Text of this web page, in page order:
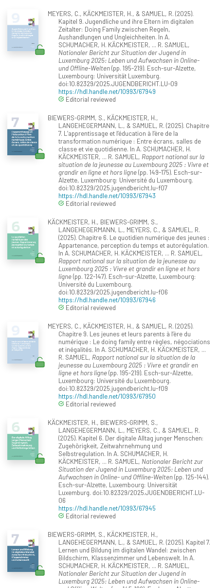
MEYERS, C., KÄCKMEISTER, H., & SAMUEL, R. (2025).
Kapitel 9. Jugendliche und ihre Eltern im digitalen
Zeitalter: Doing Family zwischen Regeln,
Aushandlungen und Ungleichheiten. In A.
SCHUMACHER, H. KÄCKMEISTER, ... R. SAMUEL,
Nationaler Bericht zur Situation der Jugend in
Luxemburg 2025: Leben und Aufwachsen in Online-
und Offline-Welten(pp. 195-219). Esch-sur-Alzette,
Luxembourg: Universität Luxemburg.
doi:10.82329/2025.JUGENDBERICHT.LU-09
https://hdl.handle.net/10993/67949
Editorial reviewed
BIEWERS-GRIMM, S., KÄCKMEISTER, H.,
LANGEHEGERMANN, L., & SAMUEL, R. (2025). Chapitre
7. L’apprentissage et l’éducation à l’ère de la
transformation numérique : Entre écrans, salles de
classe et vie quotidienne. In A. SCHUMACHER, H.
KÄCKMEISTER, ... R. SAMUEL, Rapport national sur la
situation de la jeunesse au Luxembourg 2025 : Vivre et
grandir en ligne et hors ligne(pp. 149-175). Esch-sur-
Alzette, Luxembourg: Université du Luxembourg.
doi:10.82329/2025.jugendbericht.lu-f07
https://hdl.handle.net/10993/67943
Editorial reviewed
KÄCKMEISTER, H., BIEWERS-GRIMM, S.,
LANGEHEGERMANN, L., MEYERS, C., & SAMUEL, R.
(2025). Chapitre 6. Le quotidien numérique des jeunes :
Appartenance, perception du temps et autorégulation.
In A. SCHUMACHER, H. KÄCKMEISTER, ... R. SAMUEL,
Rapport national sur la situation de la jeunesse au
Luxembourg 2025 : Vivre et grandir en ligne et hors
ligne(pp. 122-147). Esch-sur-Alzette, Luxembourg:
Université du Luxembourg.
doi:10.82329/2025.jugendbericht.lu-f06
https://hdl.handle.net/10993/67946
Editorial reviewed
MEYERS, C., KÄCKMEISTER, H., & SAMUEL, R. (2025).
Chapitre 9. Les jeunes et leurs parents à l’ère du
numérique : Le doing family entre règles, négociations
et inégalités. In A. SCHUMACHER, H. KÄCKMEISTER, ...
R. SAMUEL, Rapport national sur la situation de la
jeunesse au Luxembourg 2025 : Vivre et grandir en
ligne et hors ligne(pp. 195-219). Esch-sur-Alzette,
Luxembourg: Université du Luxembourg.
doi:10.82329/2025.jugendbericht.lu-f09
https://hdl.handle.net/10993/67950
Editorial reviewed
KÄCKMEISTER, H., BIEWERS-GRIMM, S.,
LANGEHEGERMANN, L., MEYERS, C., & SAMUEL, R.
(2025). Kapitel 6. Der digitale Alltag junger Menschen:
Zugehörigkeit, Zeitwahrnehmung und
Selbstregulation. In A. SCHUMACHER, H.
KÄCKMEISTER, ... R. SAMUEL, Nationaler Bericht zur
Situation der Jugend in Luxemburg 2025: Leben und
Aufwachsen in Online- und Offline-Welten(pp. 125-144).
Esch-sur-Alzette, Luxembourg: Universität
Luxemburg. doi:10.82329/2025.JUGENDBERICHT.LU-
06
https://hdl.handle.net/10993/67945
Editorial reviewed
BIEWERS-GRIMM, S., KÄCKMEISTER, H.,
LANGEHEGERMANN, L., & SAMUEL, R. (2025). Kapitel 7.
Lernen und Bildung im digitalen Wandel: zwischen
Bildschirm, Klassenzimmer und Lebenswelt. In A.
SCHUMACHER, H. KÄCKMEISTER, ... R. SAMUEL,
Nationaler Bericht zur Situation der Jugend in
Luxemburg 2025: Leben und Aufwachsen in Online-